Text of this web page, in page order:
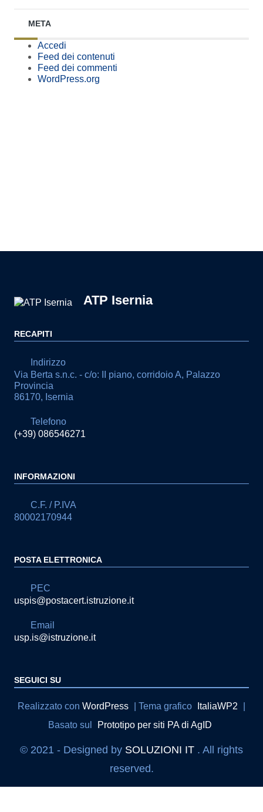
META
Accedi
Feed dei contenuti
Feed dei commenti
WordPress.org
ATP Isernia
RECAPITI
Indirizzo
Via Berta s.n.c. - c/o: II piano, corridoio A, Palazzo
Provincia
86170, Isernia
Telefono
(+39) 086546271
INFORMAZIONI
C.F. / P.IVA
80002170944
POSTA ELETTRONICA
PEC
uspis@postacert.istruzione.it
Email
usp.is@istruzione.it
SEGUICI SU
Sezione Link Utili
Realizzato con WordPress Tema grafico ItaliaWP2
Basato sul
Prototipo per siti PA di AgID
© 2021 - Designed by SOLUZIONI IT . All rights
reserved.